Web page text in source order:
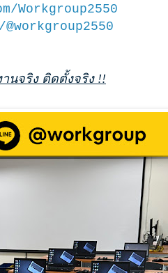
Workgroup2550
นจริง ติดตั้งจริง !!